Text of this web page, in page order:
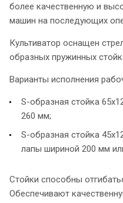
более качественную и
машин на последующих
Культиватор оснащен
образных пружинных
Варианты исполнения
S-образная стойка
260 мм;
S-образная стойка
лапы шириной 200 мм
Стойки способны
Обеспечивают